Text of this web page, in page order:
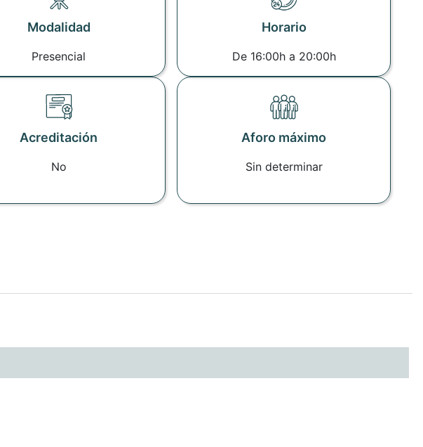
Modalidad
Presencial
Horario
De 16:00h a 20:00h
Acreditación
No
Aforo máximo
Sin determinar